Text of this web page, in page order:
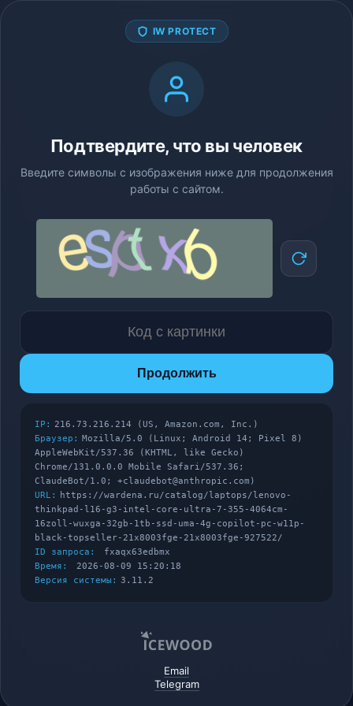
IW PROTECT
Подтвердите, что вы человек
Введите символы с изображения ниже для продолжения
работы с сайтом.
Продолжить
IP: 216.73.216.214 (US, Amazon.com, Inc.)
Браузер: Mozilla/5.0 (Linux; Android 14; Pixel 8)
AppleWebKit/537.36 (KHTML, like Gecko)
Chrome/131.0.0.0 Mobile Safari/537.36;
ClaudeBot/1.0; +claudebot@anthropic.com)
URL:
https://wardena.ru/catalog/laptops/lenovo-
thinkpad-l16-g3-intel-core-ultra-7-355-4064cm-
16zoll-wuxga-32gb-1tb-ssd-uma-4g-copilot-pc-w11p-
black-topseller-21x8003fge-21x8003fge-927522/
ID запроса:
fxaqx63edbmx
Время:
2026-08-09 15:20:18
Версия системы: 3.11.2
Email
Telegram